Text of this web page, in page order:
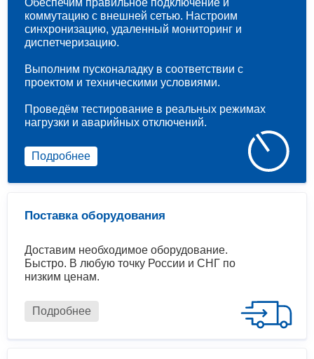
Поставка оборудования
Доставим необходимое оборудование.
Быстро. В любую точку России и СНГ по
низким ценам.
Подробнее
Обеспечим правильное подключение и
коммутацию с внешней сетью. Настроим
синхронизацию, удаленный мониторинг и
диспетчеризацию.
Выполним пусконаладку в соответствии с
проектом и техническими условиями.
Проведём тестирование в реальных режимах
нагрузки и аварийных отключений.
Подробнее